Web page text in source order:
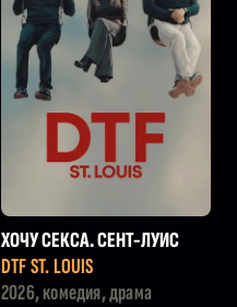
ХОЧУ СЕКСА. СЕНТ-ЛУИС
DTF ST. LOUIS
2026, комедия, драма